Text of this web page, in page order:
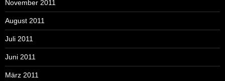
November 2011
August 2011
Juli 2011
Juni 2011
März 2011